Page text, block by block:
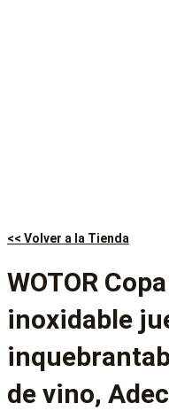
<< Volver a la Tienda
WOTOR
inoxidable
de vino,